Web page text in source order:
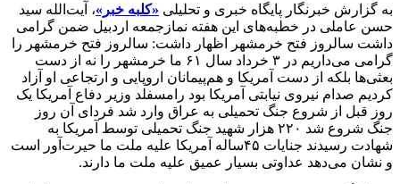
به گزارش خبرنگار پایگاه خبری و تحلیلی «کلبه خبر»، آیت‌الله سید
حسن عاملی در خطبه‌های این هفته نمازجمعه اردبیل ضمن گرامی
داشت سالروز فتح خرمشهر اظهار داشت: سالروز فتح خرمشهر را
گرامی می‌داریم در ۳ خرداد سال ۶۱ ما خرمشهر را نه از دست
بعثی‌ها بلکه از دست آمریکا و هم‌پیمانان اروپایی و ارتجاعی او آزاد
کردیم صدام نیروی نیابتی آمریکا بود رامسفلد وزیر دفاع آمریکا یک
روز قبل از شروع جنگ تحمیلی به عراق وارد شد فردای آن روز
جنگ شروع شد ۲۲۰ هزار شهید جنگ تحمیلی توسط آمریکا به
شهادت رسیدند جنایات ۴۵ساله آمریکا علیه ملت ما حیرت‌آور است
و نشان می‌دهد عداوتی بسیار عمیق علیه ملت ما دارند.